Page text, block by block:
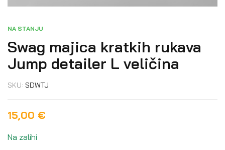
NA STANJU
Swag majica kratkih rukava
Jump detailer L veličina
SKU: SDWTJ
15,00 €
Na zalihi